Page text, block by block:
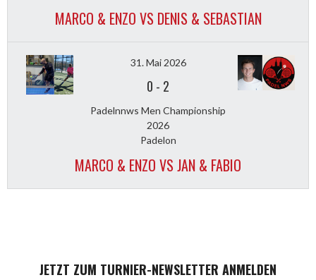
MARCO & ENZO VS DENIS & SEBASTIAN
31. Mai 2026
0 - 2
Padelnnws Men Championship
2026
Padelon
MARCO & ENZO VS JAN & FABIO
JETZT ZUM TURNIER-NEWSLETTER ANMELDEN